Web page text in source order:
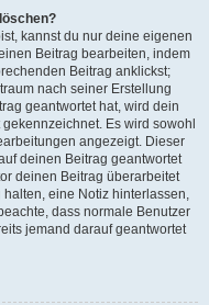
kannst du nur deine eigenen
Beitrag bearbeiten, indem
Beitrag anklickst;
nach seiner Erstellung
geantwortet hat, wird dein
Es wird sowohl
angezeigt. Dieser
deinen Beitrag geantwortet
deinen Beitrag überarbeitet
eine Notiz hinterlassen,
dass normale Benutzer
jemand darauf geantwortet